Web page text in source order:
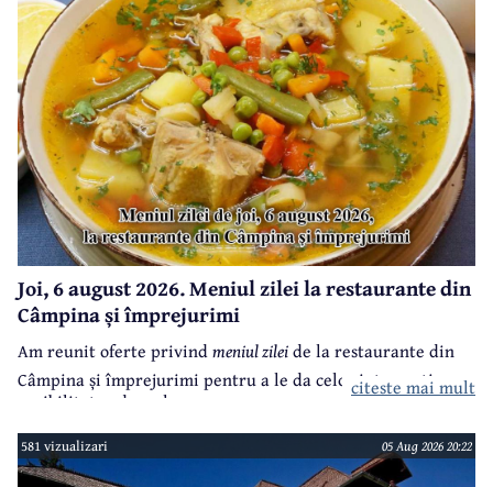
Joi, 6 august 2026. Meniul zilei la restaurante din
Câmpina și împrejurimi
Am reunit oferte privindmeniul zileide la restaurante din
Câmpina și împrejurimi pentru a le da celor interesați
posibilitatea de a alege.
citeste mai mult
581 vizualizari 05 Aug 2026 20:22